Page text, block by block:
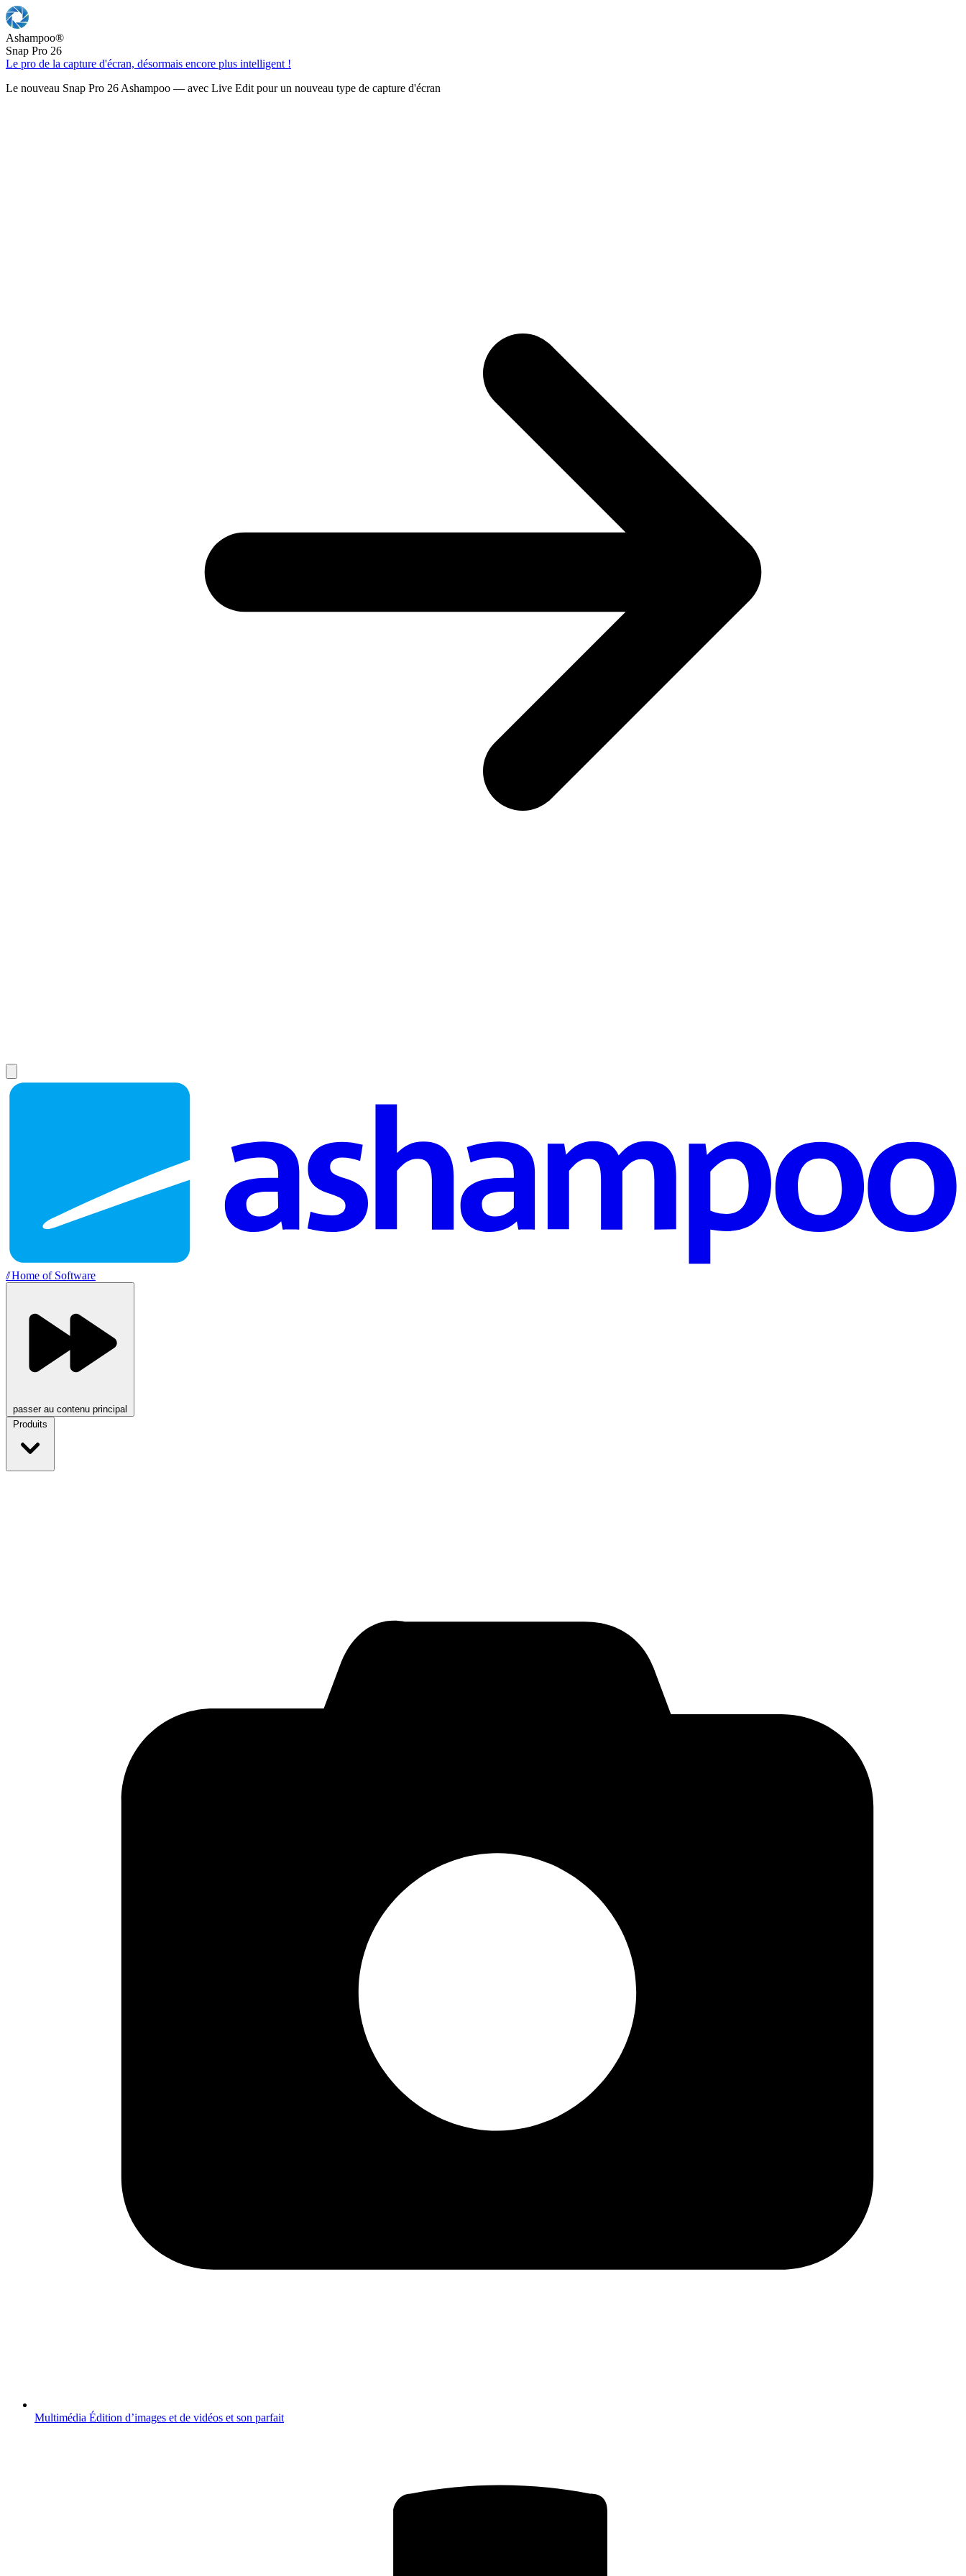
Ashampoo®
Snap Pro 26
Le pro de la capture d'écran, désormais encore plus intelligent !
Le nouveau Snap Pro 26 Ashampoo — avec Live Edit pour un nouveau type de capture d'écran
//Home of Software
passer au contenu principal
Produits
Multimédia Édition d’images et de vidéos et son parfait